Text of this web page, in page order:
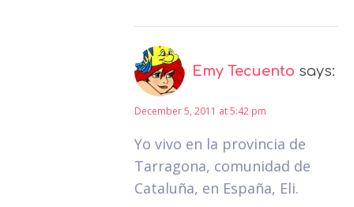
Emy Tecuento says:
December 5, 2011 at 5:42 pm
Yo vivo en la provincia de
Tarragona, comunidad de
Cataluña, en España, Eli.